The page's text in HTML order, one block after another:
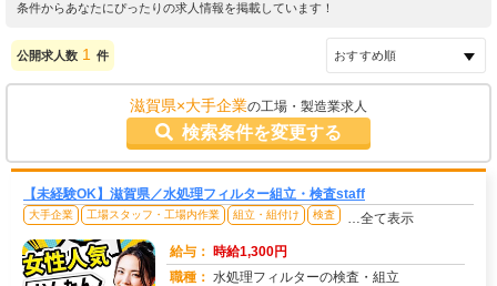
条件からあなたにぴったりの求人情報を掲載しています！
公開求人数 1 件
滋賀県×大手企業の工場・製造業求人
検索条件を変更する
【未経験OK】滋賀県／水処理フィルター組立・検査staff
大手企業 工場スタッフ・工場内作業 組立・組付け 検査 …全て表示
給与： 時給1,300円
職種： 水処理フィルターの検査・組立